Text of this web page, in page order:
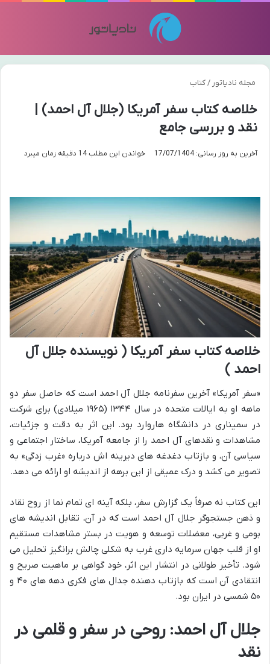
مجله نادیاتور /کتاب
خلاصه کتاب سفر آمریکا (جلال آل احمد) |
نقد و بررسی جامع
آخرین به روز رسانی: 17/07/1404 خواندن این مطلب 14 دقیقه زمان میبرد
خلاصه کتاب سفر آمریکا ( نویسنده جلال آل
احمد )
«سفر آمریکا» آخرین سفرنامه جلال آل احمد است که حاصل سفر دو
ماهه او به ایالات متحده در سال ۱۳۴۴ (۱۹۶۵ میلادی) برای شرکت
در سمیناری در دانشگاه هاروارد بود. این اثر به دقت و جزئیات،
مشاهدات و نقدهای آل احمد را از جامعه آمریکا، ساختار اجتماعی و
سیاسی آن، و بازتاب دغدغه های دیرینه اش درباره «غرب زدگی» به
تصویر می کشد و درک عمیقی از این برهه از اندیشه او ارائه می دهد.
این کتاب نه صرفاً یک گزارش سفر، بلکه آینه ای تمام نما از روح نقاد
و ذهن جستجوگر جلال آل احمد است که در آن، تقابل اندیشه های
بومی و غربی، معضلات توسعه و هویت در بستر مشاهدات مستقیم
او از قلب جهان سرمایه داری غرب به شکلی چالش برانگیز تحلیل می
شود. تأخیر طولانی در انتشار این اثر، خود گواهی بر ماهیت صریح و
انتقادی آن است که بازتاب دهنده جدال های فکری دهه های ۴۰ و
۵۰ شمسی در ایران بود.
جلال آل احمد: روحی در سفر و قلمی در
نقد